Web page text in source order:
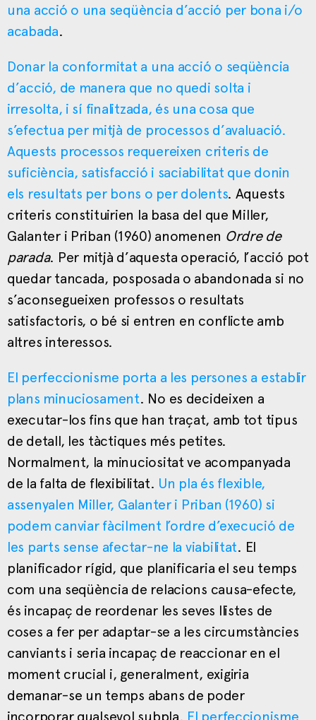
una acció o una seqüència d’acció per bona i/o
acabada.
Donar la conformitat a una acció o seqüència
d’acció, de manera que no quedi solta i
irresolta, i sí finalitzada, és una cosa que
s’efectua per mitjà de processos d’avaluació.
Aquests processos requereixen criteris de
suficiència, satisfacció i saciabilitat que donin
els resultats per bons o per dolents. Aquests
criteris constituirien la basa del que Miller,
Galanter i Priban (1960) anomenen Ordre de
parada. Per mitjà d’aquesta operació, l’acció pot
quedar tancada, posposada o abandonada si no
s’aconsegueixen professos o resultats
satisfactoris, o bé si entren en conflicte amb
altres interessos.
El perfeccionisme porta a les persones a establir
plans minuciosament. No es decideixen a
executar-los fins que han traçat, amb tot tipus
de detall, les tàctiques més petites.
Normalment, la minuciositat ve acompanyada
de la falta de flexibilitat. Un pla és flexible,
assenyalen Miller, Galanter i Priban (1960) si
podem canviar fàcilment l’ordre d’execució de
les parts sense afectar-ne la viabilitat. El
planificador rígid, que planificaria el seu temps
com una seqüència de relacions causa-efecte,
és incapaç de reordenar les seves llistes de
coses a fer per adaptar-se a les circumstàncies
canviants i seria incapaç de reaccionar en el
moment crucial i, generalment, exigiria
demanar-se un temps abans de poder
incorporar qualsevol subpla. El perfeccionisme